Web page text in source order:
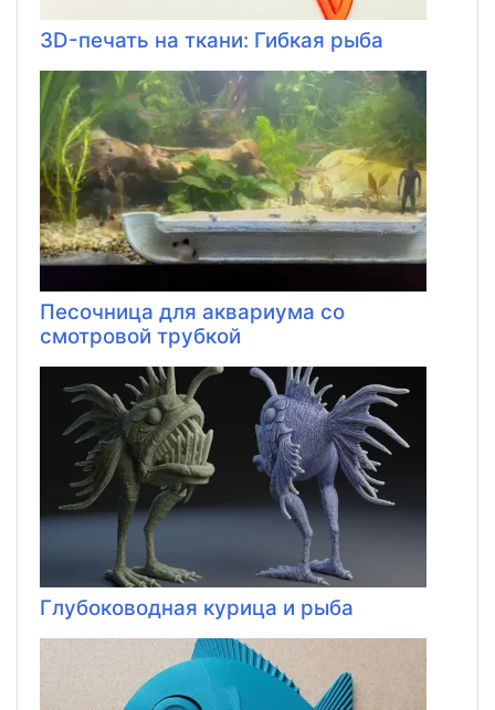
3D-печать на ткани: Гибкая рыба
Песочница для аквариума со
смотровой трубкой
Глубоководная курица и рыба